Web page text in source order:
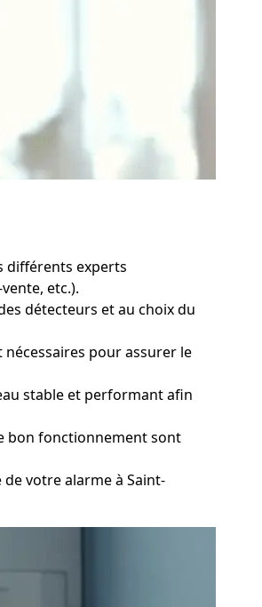
différents experts
etc.).
détecteurs et au choix du
pour assurer le
stable et performant afin
bon fonctionnement sont
votre alarme à Saint-